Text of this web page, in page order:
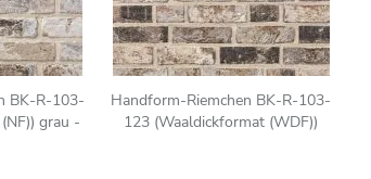
BK-R-103-
grau -
Handform-Riemchen BK-R-103-
123 (Waaldickformat (WDF))